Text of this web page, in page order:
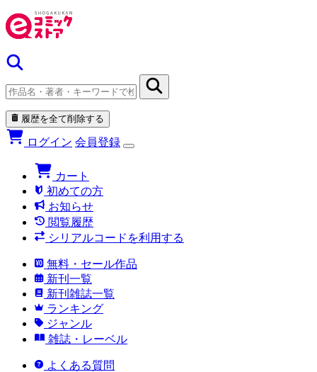
履歴を全て削除する
ログイン 会員登録
カート
初めての方
お知らせ
閲覧履歴
シリアルコードを利用する
無料・セール作品
新刊一覧
新刊雑誌一覧
ランキング
ジャンル
雑誌・レーベル
よくある質問